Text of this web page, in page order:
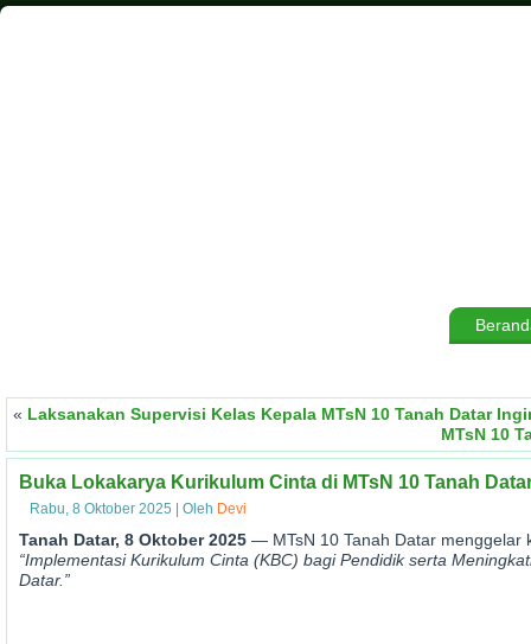
« Laksanakan Supervisi Kelas Kepala MTsN 10 Tanah Datar
MTsN 10
Buka Lokakarya Kurikulum Cinta di MTsN 10 Tanah
Rabu, 8 Oktober 2025 Oleh Devi
Tanah Datar, 8 Oktober 2025 — MTsN 10 Tanah Datar menggelar
“Implementasi Kurikulum Cinta (KBC) bagi Pendidik serta
Datar.”